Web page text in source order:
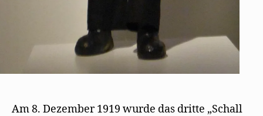
Am 8. Dezember 1919 wurde das dritte „Schall